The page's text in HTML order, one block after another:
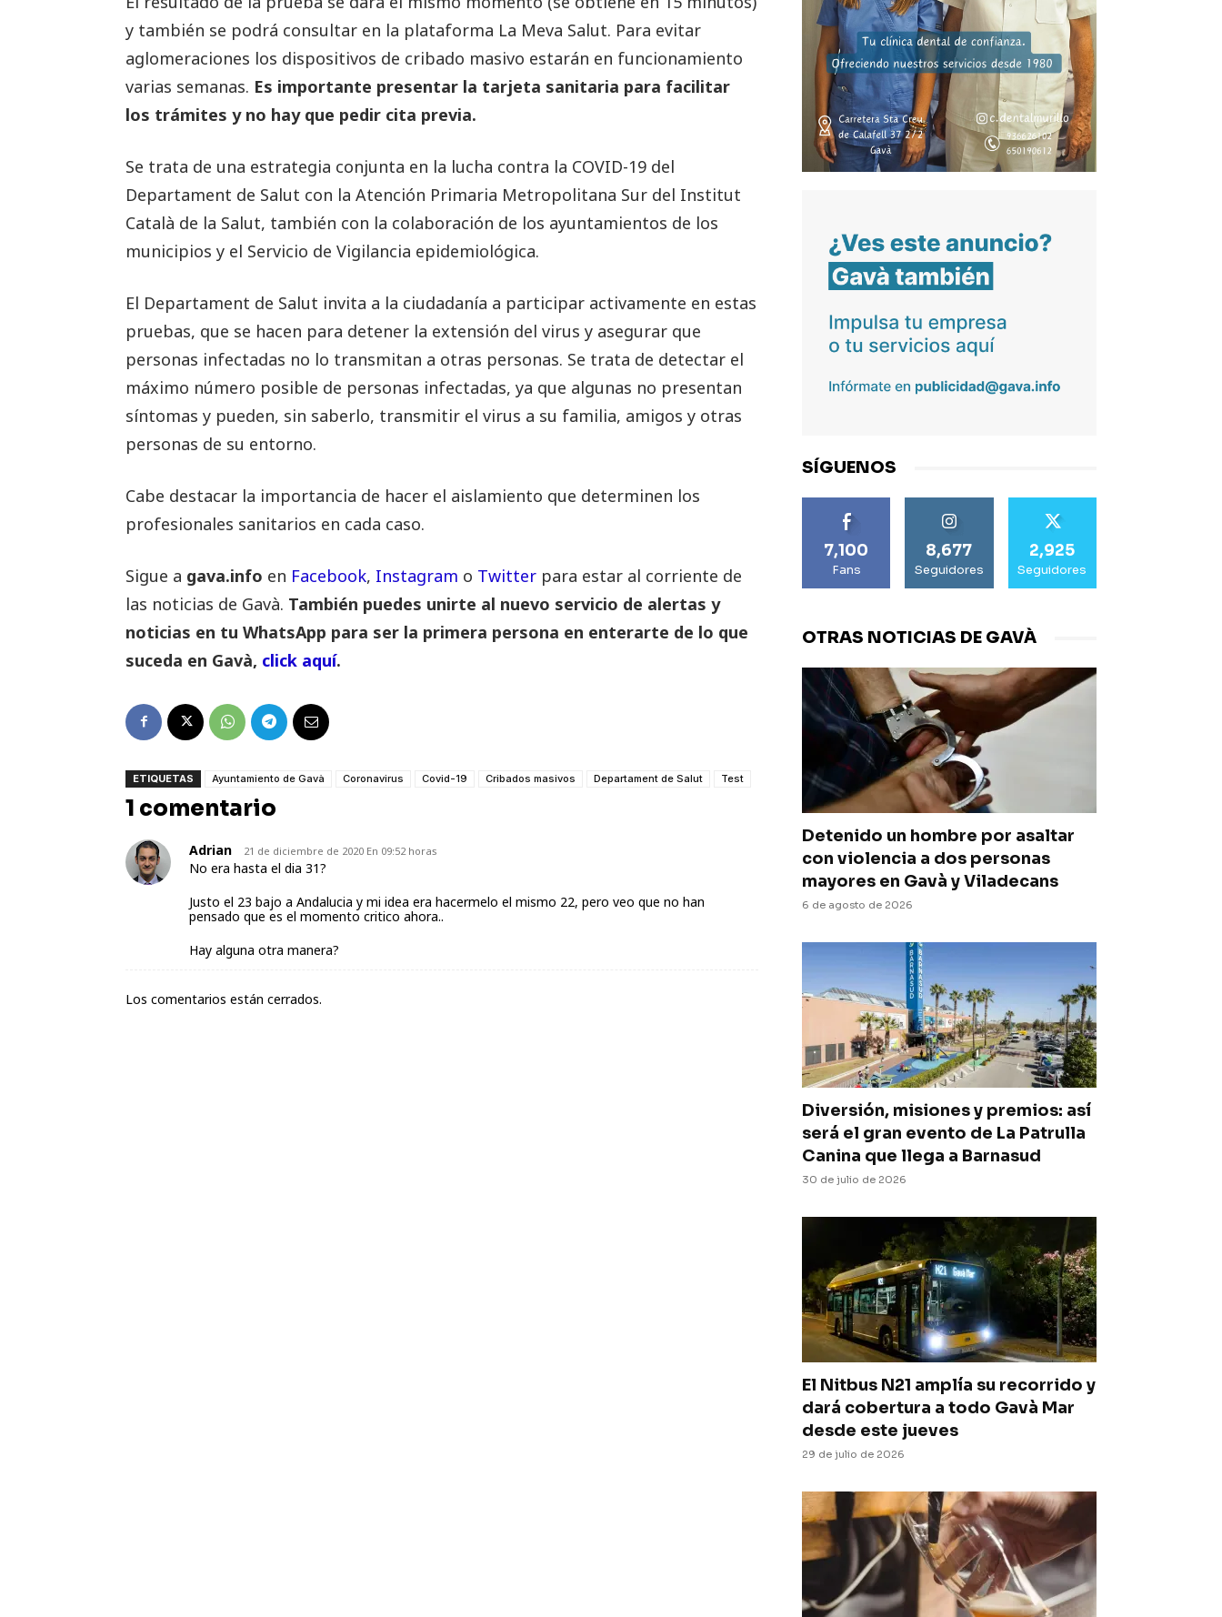
y también se podrá consultar en la plataforma La Meva Salut. Para evitar
aglomeraciones los dispositivos de cribado masivo estarán en funcionamiento
varias semanas. Es importante presentar la tarjeta sanitaria para facilitar
los trámites y no hay que pedir cita previa.
Se trata de una estrategia conjunta en la lucha contra la COVID-19 del
Departament de Salut con la Atención Primaria Metropolitana Sur del Institut
Català de la Salut, también con la colaboración de los ayuntamientos de los
municipios y el Servicio de Vigilancia epidemiológica.
El Departament de Salut invita a la ciudadanía a participar activamente en estas
pruebas, que se hacen para detener la extensión del virus y asegurar que
personas infectadas no lo transmitan a otras personas. Se trata de detectar el
máximo número posible de personas infectadas, ya que algunas no presentan
síntomas y pueden, sin saberlo, transmitir el virus a su familia, amigos y otras
personas de su entorno.
Cabe destacar la importancia de hacer el aislamiento que determinen los
profesionales sanitarios en cada caso.
Sigue a gava.info en Facebook, Instagram o Twitter para estar al corriente de
las noticias de Gavà. También puedes unirte al nuevo servicio de alertas y
noticias en tu WhatsApp para ser la primera persona en enterarte de lo que
suceda en Gavà, click aquí.
ETIQUETAS Ayuntamiento de Gavà Coronavirus Covid-19 Cribados masivos Departament de Salut Test
1 comentario
Adrian 21 de diciembre de 2020 En 09:52 horas
No era hasta el dia 31?
Justo el 23 bajo a Andalucia y mi idea era hacermelo el mismo 22, pero veo que no han
pensado que es el momento critico ahora..
Hay alguna otra manera?
Los comentarios están cerrados.
SÍGUENOS
7,100
Fans
8,677
Seguidores
2,925
Seguidores
OTRAS NOTICIAS DE GAVÀ
Detenido un hombre por asaltar
con violencia a dos personas
mayores en Gavà y Viladecans
6 de agosto de 2026
Diversión, misiones y premios: así
será el gran evento de La Patrulla
Canina que llega a Barnasud
30 de julio de 2026
El Nitbus N21 amplía su recorrido y
dará cobertura a todo Gavà Mar
desde este jueves
29 de julio de 2026